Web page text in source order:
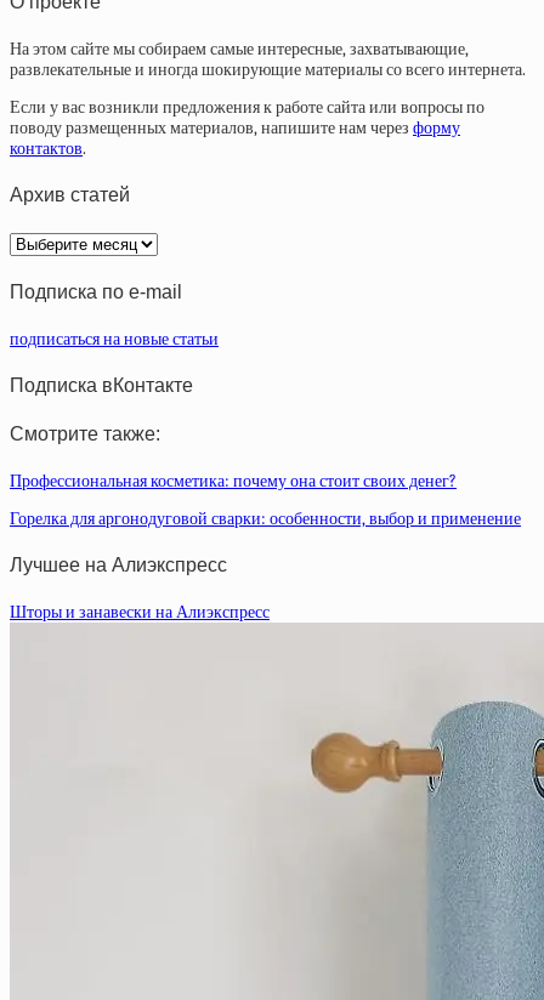
На этом сайте мы собираем самые интересные, захватывающие,
развлекательные и иногда шокирующие материалы со всего интернета.
Если у вас возникли предложения к работе сайта или вопросы по
поводу размещенных материалов, напишите нам через форму
контактов.
Архив статей
Архив
статей
Подписка по e-mail
подписаться на новые статьи
Подписка вКонтакте
Смотрите также:
Профессиональная косметика: почему она стоит своих денег?
Горелка для аргонодуговой сварки: особенности, выбор и применение
Лучшее на Алиэкспресс
Шторы и занавески на Алиэкспресс